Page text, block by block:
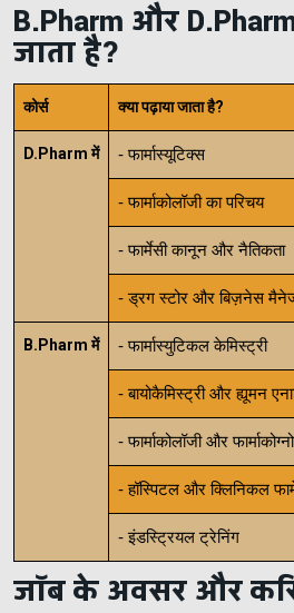
B.Pharm और
जाता है?
कोर्स क्या पढ़ाया जाता है?
D.Pharm में - फार्मास्यूटिक्स
- फार्माकोलॉजी का परिचय
- फार्मेसी कानून और नैतिकता
- ड्रग स्टोर और बिज़नेस
B.Pharm में - फार्मास्युटिकल केमिस्ट्री
- बायोकैमिस्ट्री और ह्यूमन
- फार्माकोलॉजी और
- हॉस्पिटल और क्लिनिकल
- इंडस्ट्रियल ट्रेनिंग
जॉब के अवसर और